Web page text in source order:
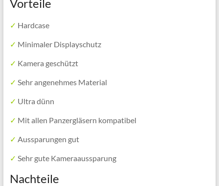
Vorteile
✓ Hardcase
✓ Minimaler Displayschutz
✓ Kamera geschützt
✓ Sehr angenehmes Material
✓ Ultra dünn
✓ Mit allen Panzergläsern kompatibel
✓ Aussparungen gut
✓ Sehr gute Kameraaussparung
Nachteile